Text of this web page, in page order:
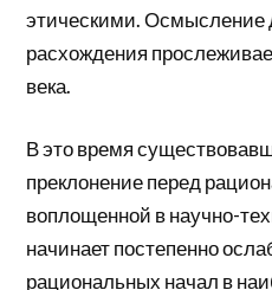
этическими. Осмысление
расхождения
века.
В это время
преклонение перед
воплощенной в научно-
начинает постепенно
рациональных начал в